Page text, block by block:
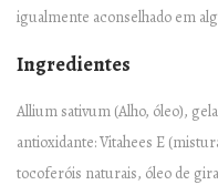
s
u
igualmente aconselhado em
Ingredientes
Allium sativum (Alho, óleo),
antioxidante: Vitahees E
tocoferóis naturais, óleo de